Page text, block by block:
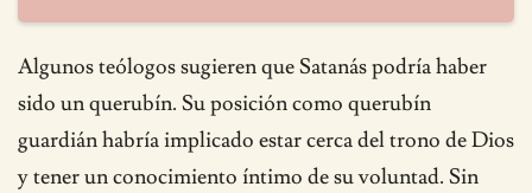
Algunos teólogos sugieren que Satanás podría haber
sido un querubín. Su posición como querubín
guardián habría implicado estar cerca del trono de Dios
y tener un conocimiento íntimo de su voluntad. Sin